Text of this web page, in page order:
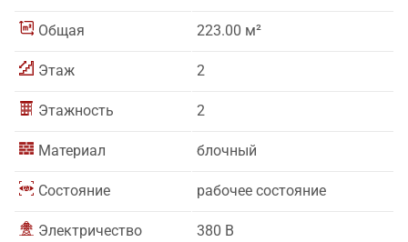
Общая 223.00 м²
Этаж 2
Этажность 2
Материал блочный
Состояние рабочее состояние
Электричество 380 В